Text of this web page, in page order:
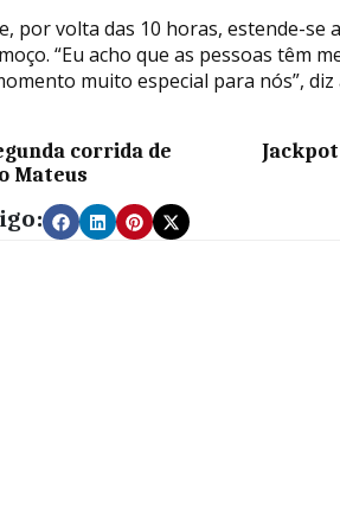
por volta das 10 horas, estende-se
“Eu acho que as pessoas têm
muito especial para nós”, diz
corrida de
Mateus